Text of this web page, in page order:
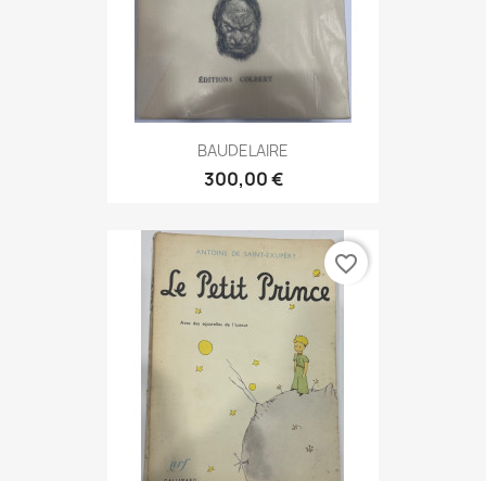
BAUDELAIRE
300,00 €
favorite_border